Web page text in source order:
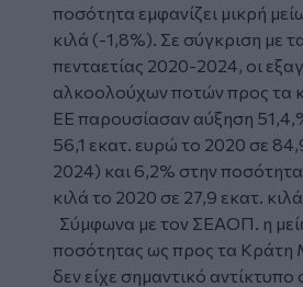
ποσότητα εμφανίζει μικρή
κιλά (-1,8%). Σε σύγκριση με
πενταετίας 2020-2024, οι
αλκοολούχων ποτών προς τα
ΕΕ παρουσίασαν αύξηση
56,1 εκατ. ευρώ το 2020 σε
2024) και 6,2% στην
κιλά το 2020 σε 27,9 εκατ.
Σύμφωνα με τον ΣΕΑΟΠ. η
ποσότητας ως προς τα Κράτη
δεν είχε σημαντικό